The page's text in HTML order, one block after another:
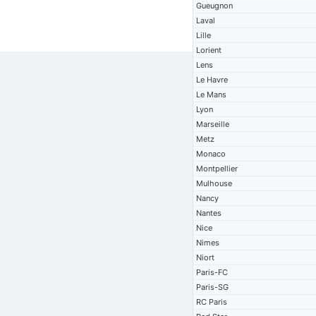
Gueugnon
Laval
Lille
Lorient
Lens
Le Havre
Le Mans
Lyon
Marseille
Metz
Monaco
Montpellier
Mulhouse
Nancy
Nantes
Nice
Nimes
Niort
Paris-FC
Paris-SG
RC Paris